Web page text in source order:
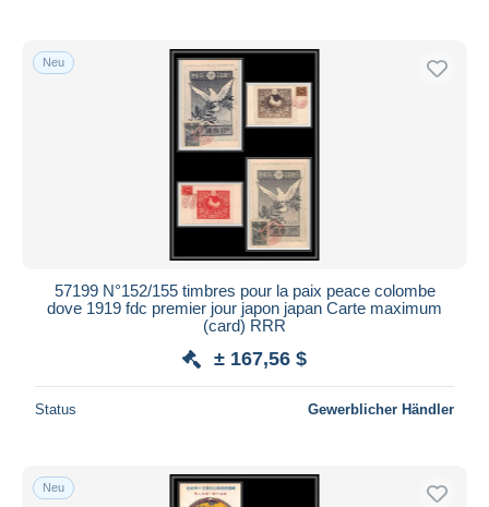
Neu
57199 N°152/155 timbres pour la paix peace colombe
dove 1919 fdc premier jour japon japan Carte maximum
(card) RRR
± 167,56 $
Status Gewerblicher Händler
Neu